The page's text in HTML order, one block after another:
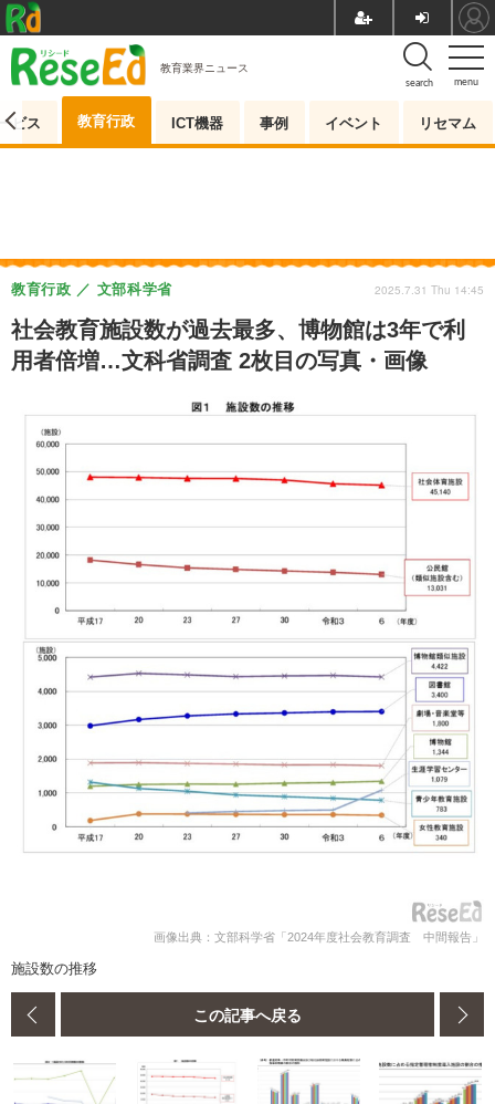
menu
search
教育業界ニュース
ビス 教育行政 ICT機器 事例 イベント リセマム
社会教育施設数が過去最多、博物館は3年で利
用者倍増…文科省調査 2枚目の写真・画像
教育行政 文部科学省 2025.7.31 Thu 14:45
画像出典：文部科学省「2024年度社会教育調査 中間報告」
施設数の推移
この記事へ戻る